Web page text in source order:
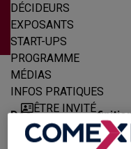
DÉCIDEURS
EXPOSANTS
START-UPS
PROGRAMME
MÉDIAS
INFOS PRATIQUES
ÊTRE INVITÉ
EXPOSER
Accueil | Glossaire Cyber
Découvrez la
Things) présentée